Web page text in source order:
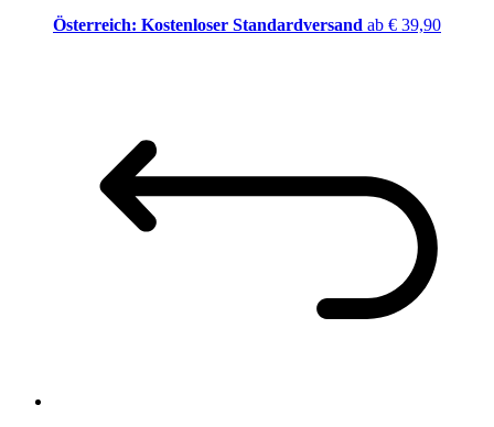
Österreich: Kostenloser Standardversand ab € 39,90